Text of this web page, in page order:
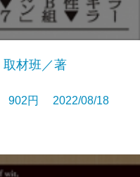
材班／著
902円 2022/08/18